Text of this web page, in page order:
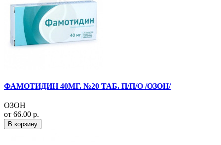
ФАМОТИДИН 40МГ. №20 ТАБ. П/П/О /ОЗОН/
ОЗОН
от 66.00 р.
В корзину